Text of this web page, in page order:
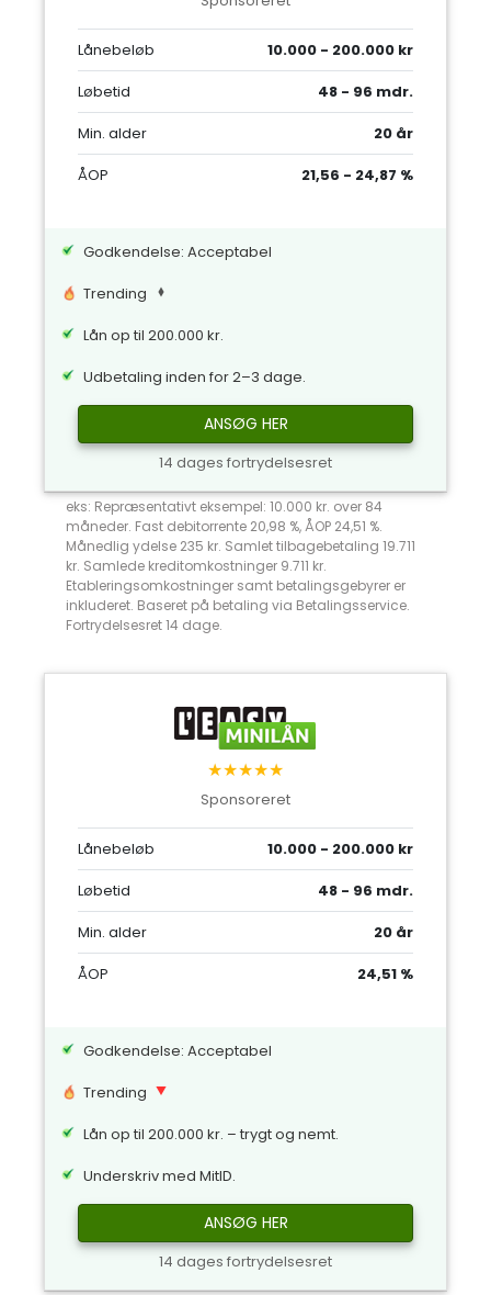
Lånebeløb
10.000 - 200.000 kr
Løbetid
48 - 96 mdr.
Min. alder
20 år
ÅOP
21,56 - 24,87 %
Godkendelse: Acceptabel
Trending
Lån op til 200.000 kr.
Udbetaling inden for 2–3 dage.
ANSØG HER
14 dages fortrydelsesret
eks: Repræsentativt eksempel: 10.000 kr. over 84
måneder. Fast debitorrente 20,98 %, ÅOP 24,51 %.
Månedlig ydelse 235 kr. Samlet tilbagebetaling 19.711
kr. Samlede kreditomkostninger 9.711 kr.
Etableringsomkostninger samt betalingsgebyrer er
inkluderet. Baseret på betaling via Betalingsservice.
Fortrydelsesret 14 dage.
★★★★★
Sponsoreret
Lånebeløb
10.000 - 200.000 kr
Løbetid
48 - 96 mdr.
Min. alder
20 år
ÅOP
24,51 %
Godkendelse: Acceptabel
Trending
Lån op til 200.000 kr. – trygt og nemt.
Underskriv med MitID.
ANSØG HER
14 dages fortrydelsesret